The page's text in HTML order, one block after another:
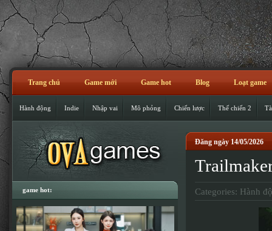
Trang chủ Game mới Game hot Blog Loạt game
Hành động Indie Nhập vai Mô phỏng Chiến lược Thế chiến 2
Đăng ngày 14/05/2026
Categories: Hành
game hot: